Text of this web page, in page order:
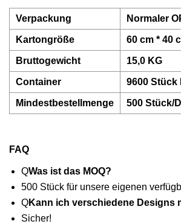
Verpackung Normaler
Kartongröße 60 cm * 40
Bruttogewicht 15,0 KG
Container 9600 Stück
Mindestbestellmenge 500 Stück/
FAQ
QWas ist das MOQ?
500 Stück für unsere eigenen
QKann ich verschiedene Designs
Sicher!